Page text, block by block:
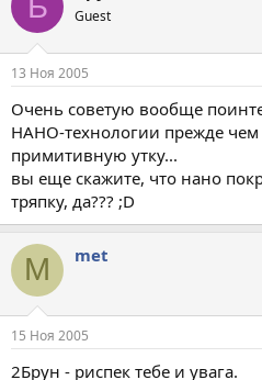
Guest
13 Ноя 2005
Очень советую вообще
НАНО-технологии прежде чем
примитивную утку...
вы еще скажите, что нано
тряпку, да??? ;D
M met
15 Ноя 2005
2Брун - риспек тебе и увага.